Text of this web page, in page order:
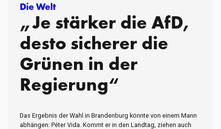
Die Welt
„Je stärker die AfD,
desto sicherer die
Grünen in der
Regierung“
Das Ergebnis der Wahl in Brandenburg könnte von einem Mann
abhängen: Péter Vida. Kommt er in den Landtag, ziehen auch